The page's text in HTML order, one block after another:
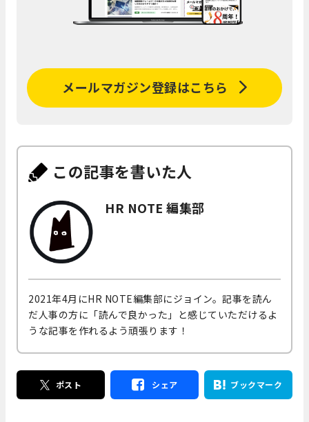
メールマガジン登録はこちら
この記事を書いた人
HR NOTE 編集部
2021年4月にHR NOTE編集部にジョイン。記事を読ん
だ人事の方に「読んで良かった」と感じていただけるよ
うな記事を作れるよう頑張ります！
ポスト シェア ブックマーク